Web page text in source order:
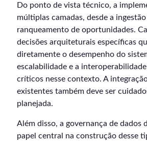
Do ponto de vista técnico, a
múltiplas camadas, desde a
ranqueamento de oportunidades.
decisões arquiteturais específicas
diretamente o desempenho do
escalabilidade e a
críticos nesse contexto. A
existentes também deve ser
planejada.
Além disso, a governança de dados
papel central na construção desse